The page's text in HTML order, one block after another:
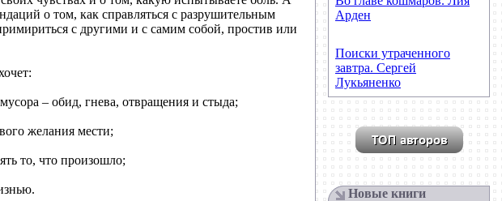
о том, как справляться с разрушительным
с другими и с самим собой, простив или
– обид, гнева, отвращения и стыда;
желания мести;
то, что произошло;
Арден
Поиски утраченного
завтра. Сергей
Лукьяненко
Новые книги